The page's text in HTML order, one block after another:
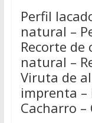
Perfil
natural –
Recorte
natural –
Viruta de
imprenta –
Cacharro –